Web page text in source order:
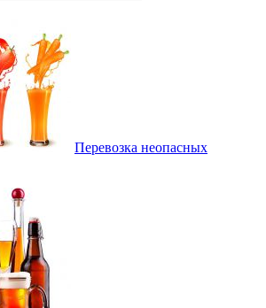
Перевозка неопасных